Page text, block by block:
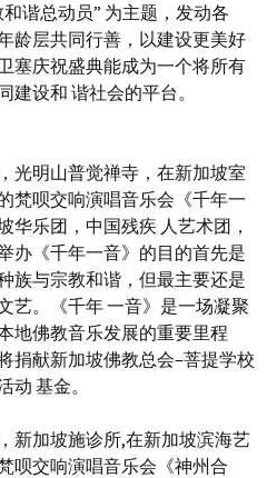
谐总动员” 为主题，发动各
龄层共同行善，以建设更美好
塞庆祝盛典能成为一个将所有
建设和 谐社会的平台。
光明山普觉禅寺，在新加坡室
梵呗交响演唱音乐会《千年一
华乐团，中国残疾 人艺术团，
办《千年一音》的目的首先是
族与宗教和谐，但最主要还是
艺。《千年 一音》是一场凝聚
地佛教音乐发展的重要里程
捐献新加坡佛教总会–菩提学校
基金。
新加坡施诊所,在新加坡滨海艺
呗交响演唱音乐会《神州合